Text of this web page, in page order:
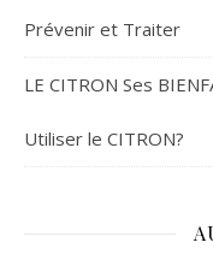
Prévenir et Traiter
LE CITRON Ses
Utiliser le CITRON?